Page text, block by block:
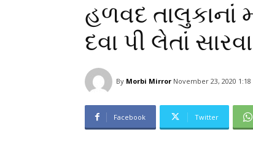
હળવદ તાલુકાનાં
દવા પી લેતાં
By Morbi Mirror November 23, 2020
Facebook Twitter